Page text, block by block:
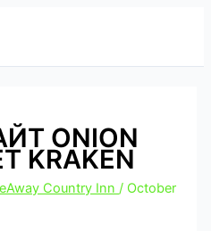
ONION
KRAKEN
Country Inn/ October